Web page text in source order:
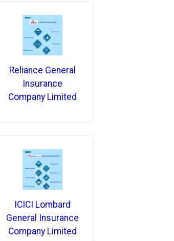
Reliance General
Insurance
Company Limited
ICICI Lombard
General Insurance
Company Limited